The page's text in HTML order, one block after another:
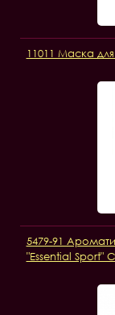
11011 Маска
5479-91
"Essential